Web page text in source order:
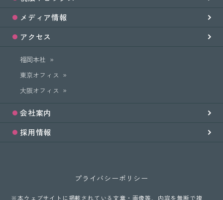
メディア情報
アクセス
福岡本社
東京オフィス
大阪オフィス
会社案内
採用情報
プライバシーポリシー
※本ウェブサイトに掲載されている文章・画像等、内容を無断で複